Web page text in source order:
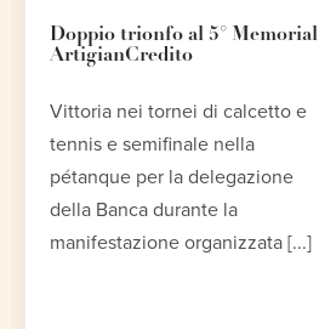
Doppio trionfo al 5° Memorial
ArtigianCredito
Vittoria nei tornei di calcetto e
tennis e semifinale nella
pétanque per la delegazione
della Banca durante la
manifestazione organizzata [...]